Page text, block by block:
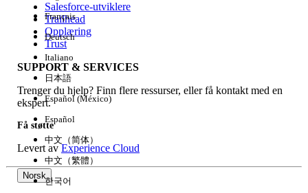
Erfaring
Fjern alle Utført
Salesforce-utviklere
Trailhead
Opplæring
Trust
SUPPORT & SERVICES
Trenger du hjelp? Finn flere ressurser, eller få kontakt med en
ekspert.
Få støtte
Levert avExperience Cloud
Norsk
Français
Deutsch
Italiano
日本語
Español (México)
Español
中文（简体）
中文（繁體）
한국어